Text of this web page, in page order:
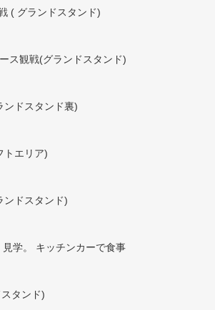
( グランドスタンド)
ス観戦(グランドスタンド)
ンドスタンド裏)
トエリア)
ンドスタンド)
学。 キッチンカーで食事
タンド)